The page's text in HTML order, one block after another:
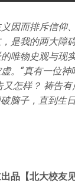
因而排斥信仰
是我的两大障
唯物史观与现
。“真有一位神
又怎样？ 祷告
脑子，直到生
出品【北大校友